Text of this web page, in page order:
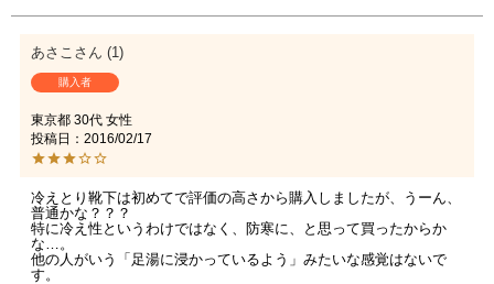
あさこ 1
購入者
東京都 30代 女性
投稿日
2016/02/17
冷えとり靴下は初めてで評価の高さから購入しましたが、うーん、
普通かな？？？
特に冷え性というわけではなく、防寒に、と思って買ったからか
な…。
他の人がいう「足湯に浸かっているよう」みたいな感覚はないで
す。